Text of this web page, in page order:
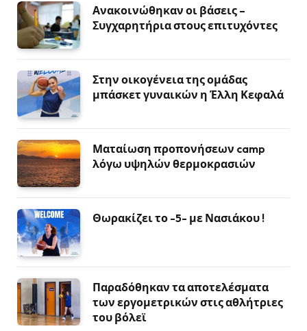
Ανακοινώθηκαν οι βάσεις –
Συγχαρητήρια στους επιτυχόντες
Στην οικογένεια της ομάδας
μπάσκετ γυναικών η Έλλη Κεφαλά
Ματαίωση προπονήσεων camp
λόγω υψηλών θερμοκρασιών
Θωρακίζει το -5- με Νασιάκου !
Παραδόθηκαν τα αποτελέσματα
των εργομετρικών στις αθλήτριες
του βόλεϊ